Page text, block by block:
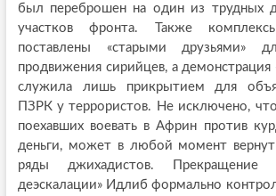
был переброшен на один из трудных
участков фронта. Также
поставлены «старыми друзьями»
продвижения сирийцев, а
служила лишь прикрытием для
ПЗРК у террористов. Не исключено,
поехавших воевать в Африн против
деньги, может в любой момент
ряды джихадистов.
деэскалации» Идлиб формально